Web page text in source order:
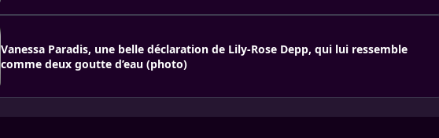
Vanessa Paradis, une belle déclaration de Lily-Rose Depp, qui lui ressemble
comme deux goutte d’eau (photo)